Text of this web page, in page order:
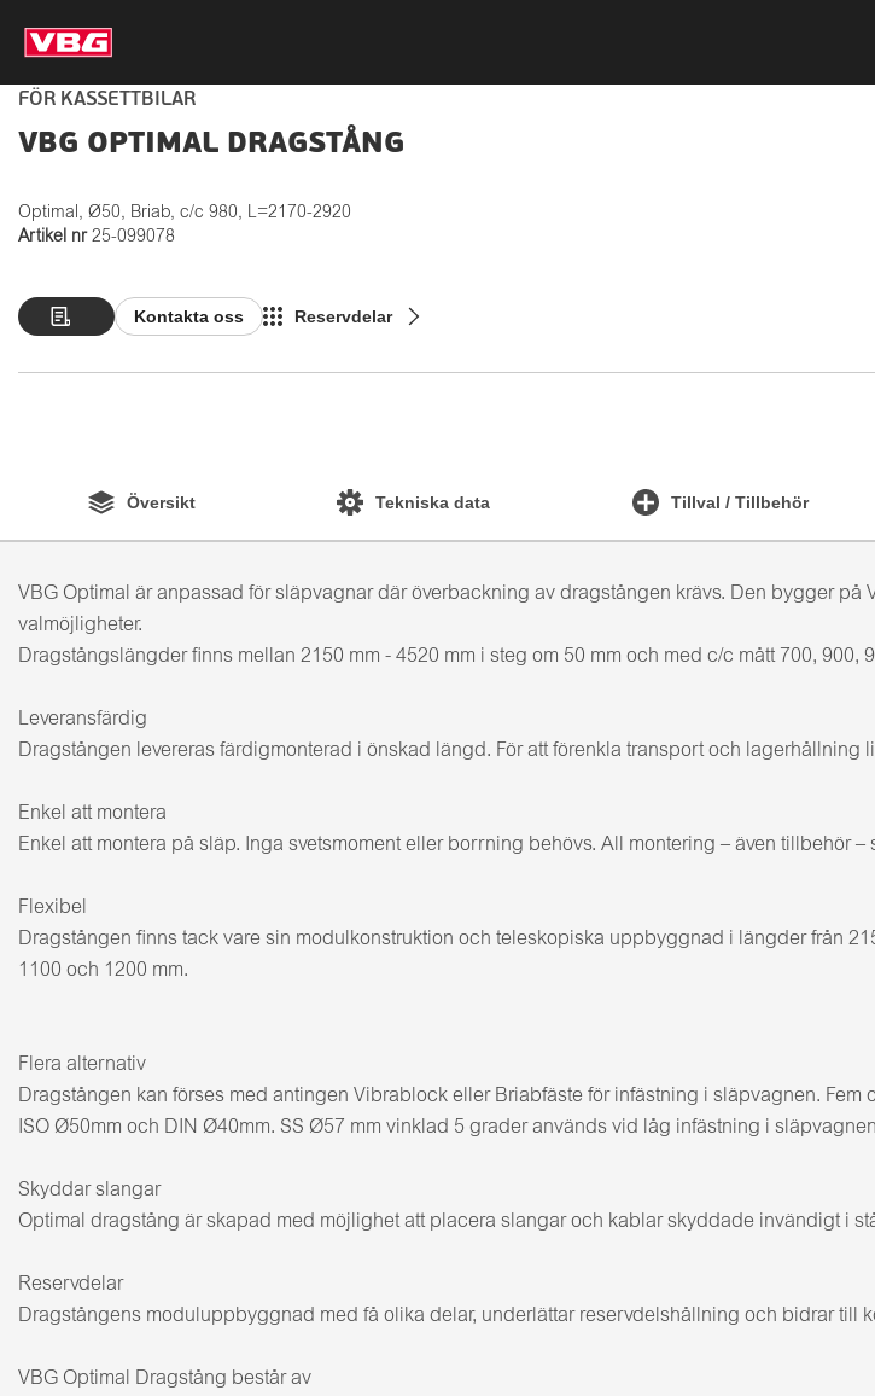
FÖR KASSETTBILAR
VBG OPTIMAL DRAGSTÅNG
Optimal, Ø50, Briab, c/c 980, L=2170-2920
Artikel nr 25-099078
Kontakta oss Reservdelar
Översikt Tekniska data Tillval / Tillbehör
VBG Optimal är anpassad för släpvagnar där överbackning av dragstången krävs. Den bygger
valmöjligheter.
Dragstångslängder finns mellan 2150 mm - 4520 mm i steg om 50 mm och med c/c mått 700, 900,
Leveransfärdig
Dragstången levereras färdigmonterad i önskad längd. För att förenkla transport och
Enkel att montera
Enkel att montera på släp. Inga svetsmoment eller borrning behövs. All montering – även tillbehör –
Flexibel
Dragstången finns tack vare sin modulkonstruktion och teleskopiska uppbyggnad i längder från
1100 och 1200 mm.
Flera alternativ
Dragstången kan förses med antingen Vibrablock eller Briabfäste för infästning i släpvagnen.
ISO Ø50mm och DIN Ø40mm. SS Ø57 mm vinklad 5 grader används vid låg infästning i
Skyddar slangar
Optimal dragstång är skapad med möjlighet att placera slangar och kablar skyddade invändigt i
Reservdelar
Dragstångens moduluppbyggnad med få olika delar, underlättar reservdelshållning och bidrar till
VBG Optimal Dragstång består av